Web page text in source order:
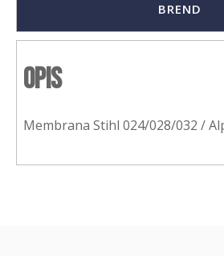
BREND
Opis
Membrana Stihl 024/028/032 /